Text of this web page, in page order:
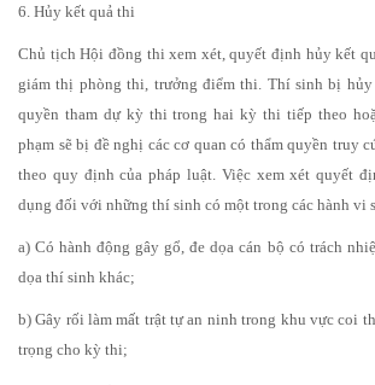
6. Hủy kết quả thi
Chủ tịch Hội đồng thi xem xét, quyết định hủy kết
giám thị phòng thi, trưởng điểm thi. Thí sinh bị
quyền tham dự kỳ thi trong hai kỳ thi tiếp theo
phạm sẽ bị đề nghị các cơ quan có thẩm quyền truy
theo quy định của pháp luật. Việc xem xét quyết
dụng đối với những thí sinh có một trong các hành vi
a) Có hành động gây gổ, đe dọa cán bộ có trách
dọa thí sinh khác;
b) Gây rối làm mất trật tự an ninh trong khu vực coi
trọng cho kỳ thi;